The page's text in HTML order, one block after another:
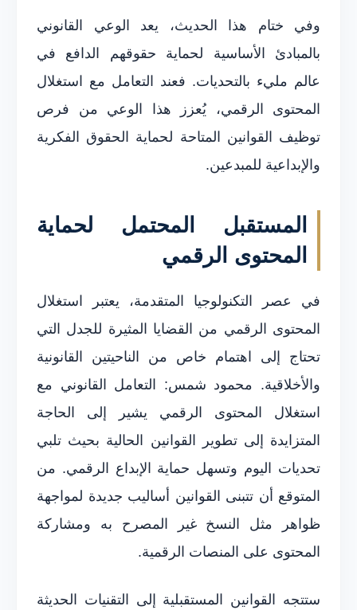
وفي ختام هذا الحديث، يعد الوعي القانوني
بالمبادئ الأساسية لحماية حقوقهم الدافع في
عالم مليء بالتحديات. فعند التعامل مع استغلال
المحتوى الرقمي، يُعزز هذا الوعي من فرص
توظيف القوانين المتاحة لحماية الحقوق الفكرية
والإبداعية للمبدعين.
المستقبل المحتمل لحماية
المحتوى الرقمي
في عصر التكنولوجيا المتقدمة، يعتبر استغلال
المحتوى الرقمي من القضايا المثيرة للجدل التي
تحتاج إلى اهتمام خاص من الناحيتين القانونية
والأخلاقية. محمود شمس: التعامل القانوني مع
استغلال المحتوى الرقمي يشير إلى الحاجة
المتزايدة إلى تطوير القوانين الحالية بحيث تلبي
تحديات اليوم وتسهل حماية الإبداع الرقمي. من
المتوقع أن تتبنى القوانين أساليب جديدة لمواجهة
ظواهر مثل النسخ غير المصرح به ومشاركة
المحتوى على المنصات الرقمية.
ستتجه القوانين المستقبلية إلى التقنيات الحديثة